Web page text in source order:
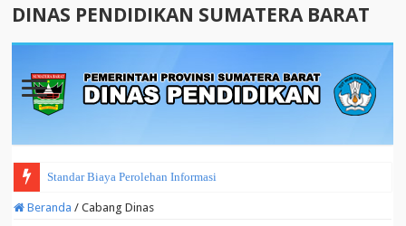
DINAS PENDIDIKAN SUMATERA BARAT